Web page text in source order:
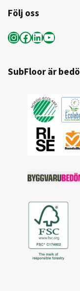
Följ oss
InstagramFacebook LinkedIn YouTube
SubFloor är